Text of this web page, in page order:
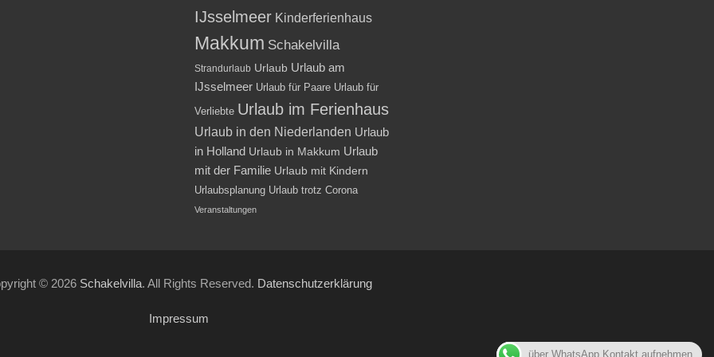
IJsselmeer Kinderferienhaus
Makkum Schakelvilla
Strandurlaub Urlaub Urlaub am
IJsselmeer Urlaub für Paare Urlaub für
Verliebte Urlaub im Ferienhaus
Urlaub in den Niederlanden Urlaub
in Holland Urlaub in Makkum Urlaub
mit der Familie Urlaub mit Kindern
Urlaubsplanung Urlaub trotz Corona
Veranstaltungen
© 2026 Schakelvilla. All Rights Reserved. Datenschutzerklärung
Impressum
über WhatsApp Kontakt aufnehmen